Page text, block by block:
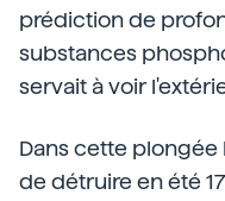
prédiction de
substances
servait à voir
Dans cette plongée
de détruire en été